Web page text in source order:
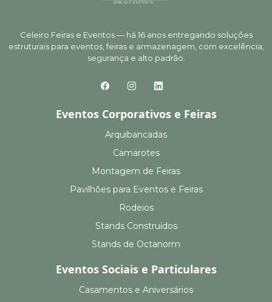
Celeiro Feiras e Eventos — há 16 anos entregando soluções
estruturais para eventos, feiras e armazenagem, com excelência,
segurança e alto padrão.
Eventos Corporativos e Feiras
Arquibancadas
Camarotes
Montagem de Feiras
Pavilhões para Eventos e Feiras
Rodeios
Stands Construídos
Stands de Octanorm
Eventos Sociais e Particulares
Casamentos e Aniversários